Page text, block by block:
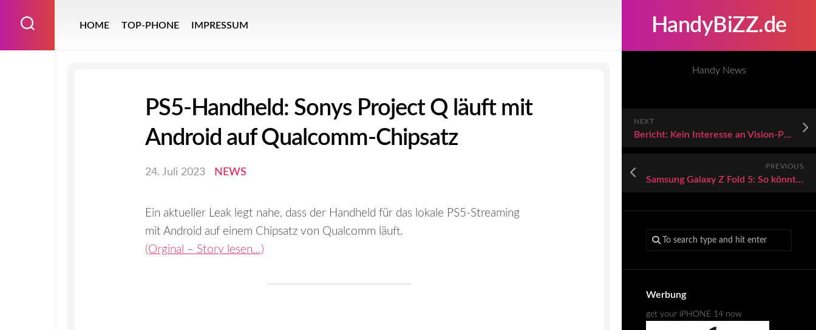
HandyBiZZ.de
Handy News
NEXT
Bericht: Kein Interesse an Vision-Pro-App bei Netflix
PREVIOUS
Samsung Galaxy Z Fold 5: So könnte Samsungs neues Falthandy aussehen
Werbung
get your iPHONE 14 now
HOME TOP-PHONE IMPRESSUM
PS5-Handheld: Sonys Project Q läuft mit
Android auf Qualcomm-Chipsatz
24. Juli 2023 NEWS
Ein aktueller Leak legt nahe, dass der Handheld für das lokale PS5-Streaming
mit Android auf einem Chipsatz von Qualcomm läuft.
(Orginal – Story lesen…)